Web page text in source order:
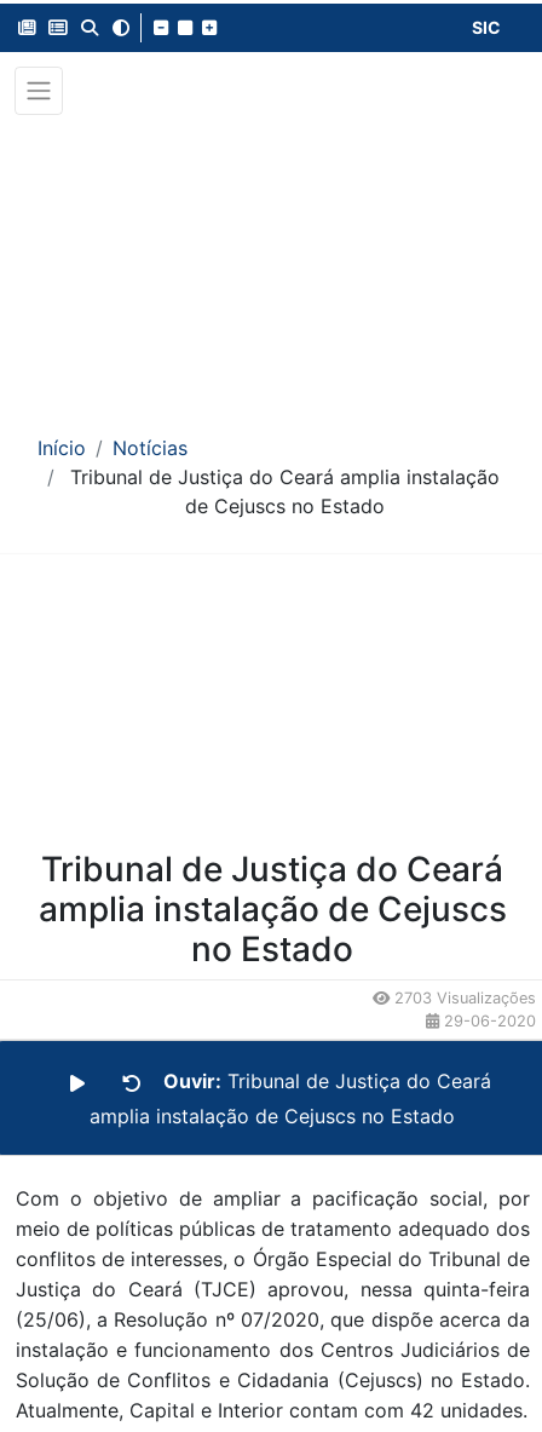
SIC
Início
Notícias
Tribunal de Justiça do Ceará amplia instalação
de Cejuscs no Estado
Tribunal de Justiça do Ceará
amplia instalação de Cejuscs
no Estado
2703 Visualizações
29-06-2020
Ouvir: Tribunal de Justiça do Ceará
amplia instalação de Cejuscs no Estado
Com o objetivo de ampliar a pacificação social, por
meio de políticas públicas de tratamento adequado dos
conflitos de interesses, o Órgão Especial do Tribunal de
Justiça do Ceará (TJCE) aprovou, nessa quinta-feira
(25/06), a Resolução nº 07/2020, que dispõe acerca da
instalação e funcionamento dos Centros Judiciários de
Solução de Conflitos e Cidadania (Cejuscs) no Estado.
Atualmente, Capital e Interior contam com 42 unidades.